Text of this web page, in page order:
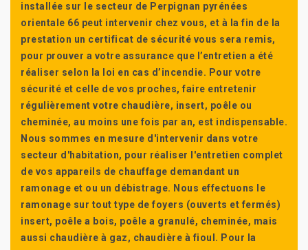
installée sur le secteur de Perpignan pyrénées
orientale 66 peut intervenir chez vous, et à la fin de la
prestation un certificat de sécurité vous sera remis,
pour prouver a votre assurance que l’entretien a été
réaliser selon la loi en cas d’incendie. Pour votre
sécurité et celle de vos proches, faire entretenir
régulièrement votre chaudière, insert, poêle ou
cheminée, au moins une fois par an, est indispensable.
Nous sommes en mesure d'intervenir dans votre
secteur d'habitation, pour réaliser l'entretien complet
de vos appareils de chauffage demandant un
ramonage et ou un débistrage. Nous effectuons le
ramonage sur tout type de foyers (ouverts et fermés)
insert, poêle a bois, poêle a granulé, cheminée, mais
aussi chaudière à gaz, chaudière à fioul. Pour la